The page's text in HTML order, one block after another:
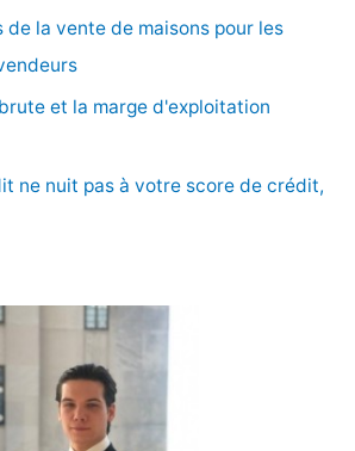
de la vente de maisons pour les
et la marge d'exploitation
ne nuit pas à votre score de crédit,